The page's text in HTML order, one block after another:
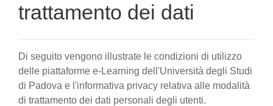
trattamento dei dati
Di seguito vengono illustrate le condizioni di utilizzo
delle piattaforme e-Learning dell'Università degli Studi
di Padova e l'informativa privacy relativa alle modalità
di trattamento dei dati personali degli utenti.